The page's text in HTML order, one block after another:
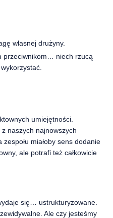
własnej drużyny.
przeciwnikom… niech rzucą
umiejętności.
naszych najnowszych
miałoby sens dodanie
ale potrafi też całkowicie
się… ustrukturyzowane.
Ale czy jesteśmy